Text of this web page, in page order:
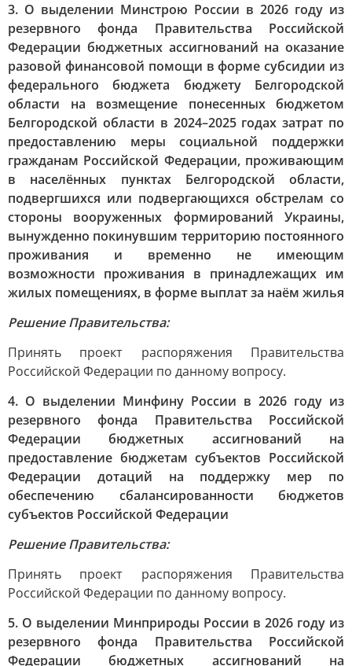
3. О выделении Минстрою России в 2026 году из
резервного фонда Правительства Российской
Федерации бюджетных ассигнований на оказание
разовой финансовой помощи в форме субсидии из
федерального бюджета бюджету Белгородской
области на возмещение понесенных бюджетом
Белгородской области в 2024–2025 годах затрат по
предоставлению меры социальной поддержки
гражданам Российской Федерации, проживающим
в населённых пунктах Белгородской области,
подвергшихся или подвергающихся обстрелам со
стороны вооруженных формирований Украины,
вынужденно покинувшим территорию постоянного
проживания и временно не имеющим
возможности проживания в принадлежащих им
жилых помещениях, в форме выплат за наём жилья
Решение Правительства:
Принять проект распоряжения Правительства
Российской Федерации по данному вопросу.
4. О выделении Минфину России в 2026 году из
резервного фонда Правительства Российской
Федерации бюджетных ассигнований на
предоставление бюджетам субъектов Российской
Федерации дотаций на поддержку мер по
обеспечению сбалансированности бюджетов
субъектов Российской Федерации
Решение Правительства:
Принять проект распоряжения Правительства
Российской Федерации по данному вопросу.
5. О выделении Минприроды России в 2026 году из
резервного фонда Правительства Российской
Федерации бюджетных ассигнований на